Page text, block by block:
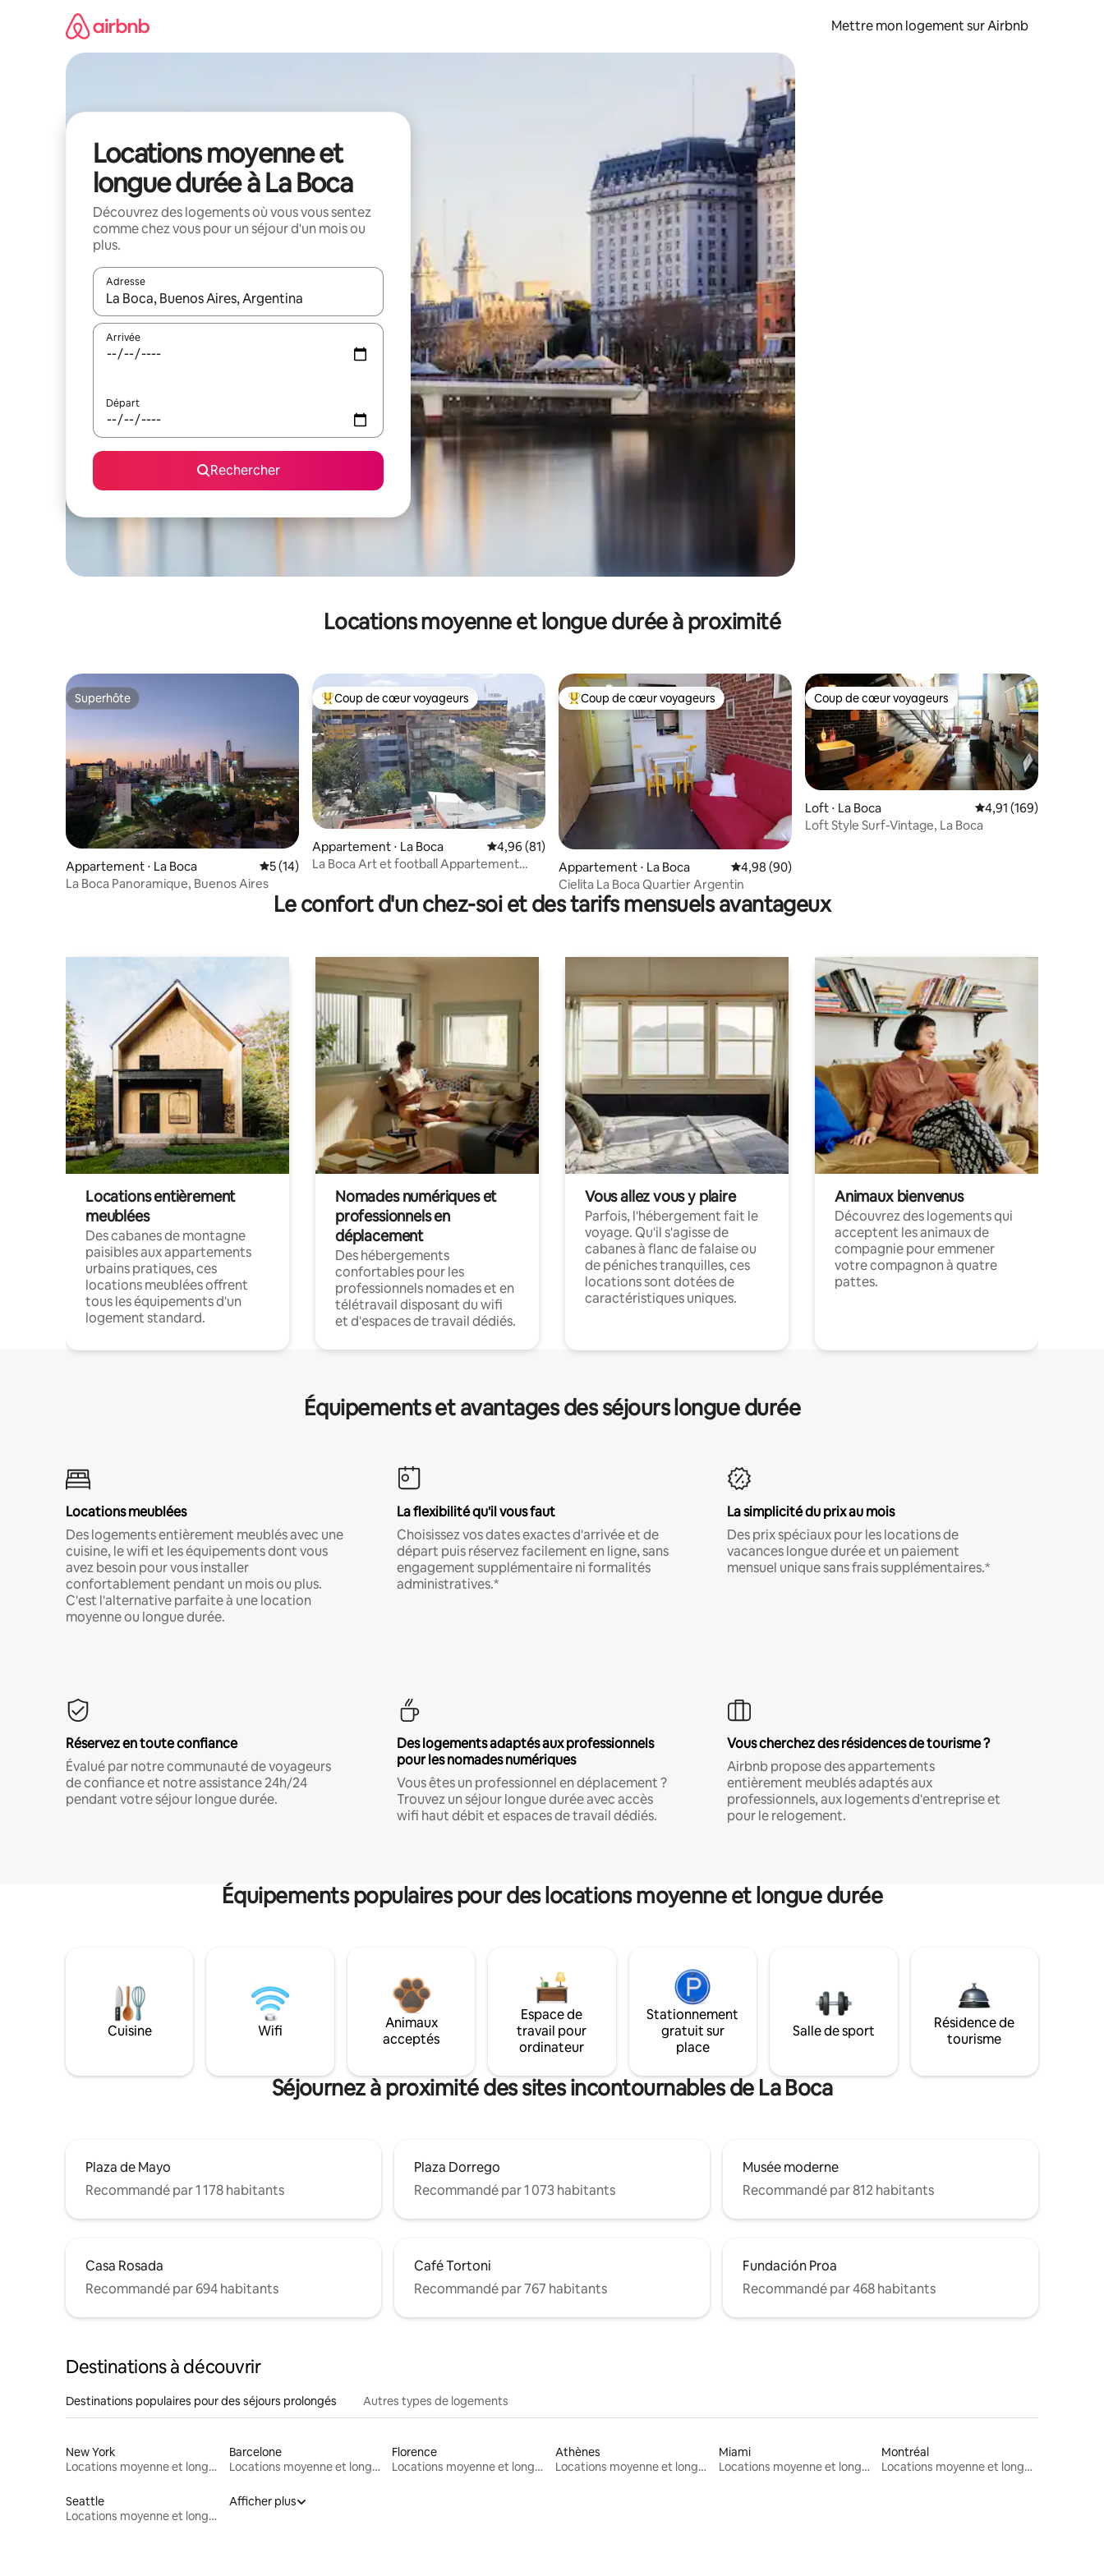
Mettre mon logement sur Airbnb
Locations moyenne et
longue durée à La Boca
Découvrez des logements où vous vous sentez
comme chez vous pour un séjour d'un mois ou
plus.
Adresse
Lorsque les résultats s'affichent, utilisez les flèches vers le haut et vers le bas pour les parcourir ou en appuyant et en faisant glisser.
Arrivée
Départ
Rechercher
Locations moyenne et longue durée à proximité
Superhôte
Superhôte
Appartement ⋅ La Boca Évaluation moyenne sur la base de 14 commentaires : 5 sur 5
5 (14)
La Boca Panoramique, Buenos Aires
Coups de cœur voyageurs les plus appréciés
Coup de cœur voyageurs
Appartement ⋅ La Boca Évaluation moyenne sur la base de 81 commentaires : 4,96 sur 5
4,96 (81)
La Boca Art et football Appartement
Coups de cœur voyageurs les plus appréciés
Coup de cœur voyageurs
Appartement ⋅ La Boca Évaluation moyenne sur la base de 90 commentaires : 4,98 sur 5
4,98 (90)
Cielita La Boca Quartier Argentin
Coup de cœur voyageurs
Coup de cœur voyageurs
Loft ⋅ La Boca Évaluation moyenne
4,91 (169)
Loft Style Surf-Vintage, La Boca
Le confort d'un chez-soi et des tarifs mensuels avantageux
Locations entièrement
meublées
Des cabanes de montagne
paisibles aux appartements
urbains pratiques, ces
locations meublées offrent
tous les équipements d'un
logement standard.
Nomades numériques et
professionnels en
déplacement
Des hébergements
confortables pour les
professionnels nomades et en
télétravail disposant du wifi
et d'espaces de travail dédiés.
Vous allez vous y plaire
Parfois, l'hébergement fait le
voyage. Qu'il s'agisse de
cabanes à flanc de falaise ou
de péniches tranquilles, ces
locations sont dotées de
caractéristiques uniques.
Animaux bienvenus
Découvrez des logements qui
acceptent les animaux de
compagnie pour emmener
votre compagnon à quatre
pattes.
Équipements et avantages des séjours longue durée
Locations meublées
Des logements entièrement meublés avec une
cuisine, le wifi et les équipements dont vous
avez besoin pour vous installer
confortablement pendant un mois ou plus.
C'est l'alternative parfaite à une location
moyenne ou longue durée.
La flexibilité qu'il vous faut
Choisissez vos dates exactes d'arrivée et de
départ puis réservez facilement en ligne, sans
engagement supplémentaire ni formalités
administratives.*
La simplicité du prix au mois
Des prix spéciaux pour les locations de
vacances longue durée et un paiement
mensuel unique sans frais supplémentaires.*
Réservez en toute confiance
Évalué par notre communauté de voyageurs
de confiance et notre assistance 24h/24
pendant votre séjour longue durée.
Des logements adaptés aux professionnels
pour les nomades numériques
Vous êtes un professionnel en déplacement ?
Trouvez un séjour longue durée avec accès
wifi haut débit et espaces de travail dédiés.
Vous cherchez des résidences de tourisme ?
Airbnb propose des appartements
entièrement meublés adaptés aux
professionnels, aux logements d'entreprise et
pour le relogement.
Équipements populaires pour des locations moyenne et longue durée
Cuisine Wifi
Animaux
acceptés
Espace de
travail pour
ordinateur
Stationnement
gratuit sur
place
Salle de sport
Résidence de
tourisme
Séjournez à proximité des sites incontournables de La Boca
Plaza de Mayo
Recommandé par 1 178 habitants
Plaza Dorrego
Recommandé par 1 073 habitants
Musée moderne
Recommandé par 812 habitants
Casa Rosada
Recommandé par 694 habitants
Café Tortoni
Recommandé par 767 habitants
Fundación Proa
Recommandé par 468 habitants
Destinations à découvrir
Destinations populaires pour des séjours prolongés Autres types de logements
New York
Locations moyenne et longue durée
Barcelone
Locations moyenne et longue durée
Florence
Locations moyenne et longue durée
Athènes
Locations moyenne et longue durée
Miami
Locations moyenne et longue durée
Montréal
Locations moyenne et longue durée
Seattle
Locations moyenne et longue durée
Afficher plus